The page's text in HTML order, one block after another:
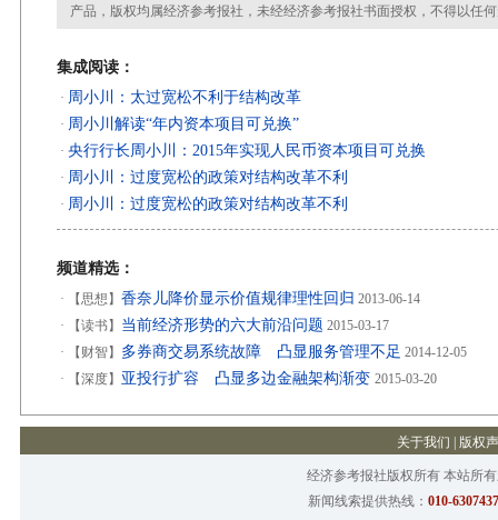
产品，版权均属经济参考报社，未经经济参考报社书面授权，不得以任
集成阅读：
· 周小川：太过宽松不利于结构改革
· 周小川解读“年内资本项目可兑换”
· 央行行长周小川：2015年实现人民币资本项目可兑换
· 周小川：过度宽松的政策对结构改革不利
· 周小川：过度宽松的政策对结构改革不利
频道精选：
· 【思想】 香奈儿降价显示价值规律理性回归 2013-06-14
·
【读书】 当前经济形势的六大前沿问题 2015-03-17
·
【财智】 多券商交易系统故障 凸显服务管理不足 2014-12-05
·
【深度】 亚投行扩容 凸显多边金融架构渐变 2015-03-20
关于我们 版权
经济参考报社版权所有 本站所
新闻线索提供热线： 010-